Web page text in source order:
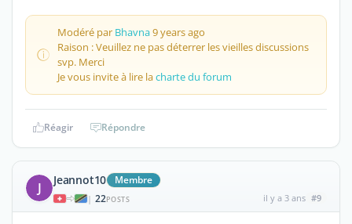
Modéré par Bhavna9 years ago
Raison : Veuillez ne pas déterrer les vieilles discussions
svp. Merci
Je vous invite à lire lacharte du forum
Réagir Répondre
J Jeannot10 Membre
| 22POSTS il y a 3 ans #9